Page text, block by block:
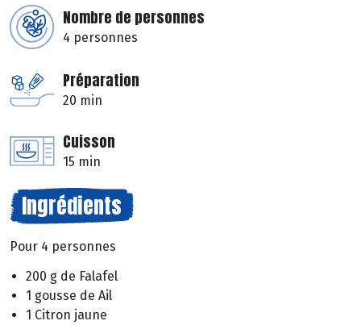
Nombre de personnes
4 personnes
Préparation
20 min
Cuisson
15 min
Ingrédients
Pour 4 personnes
200 g de Falafel
1 gousse de Ail
1 Citron jaune